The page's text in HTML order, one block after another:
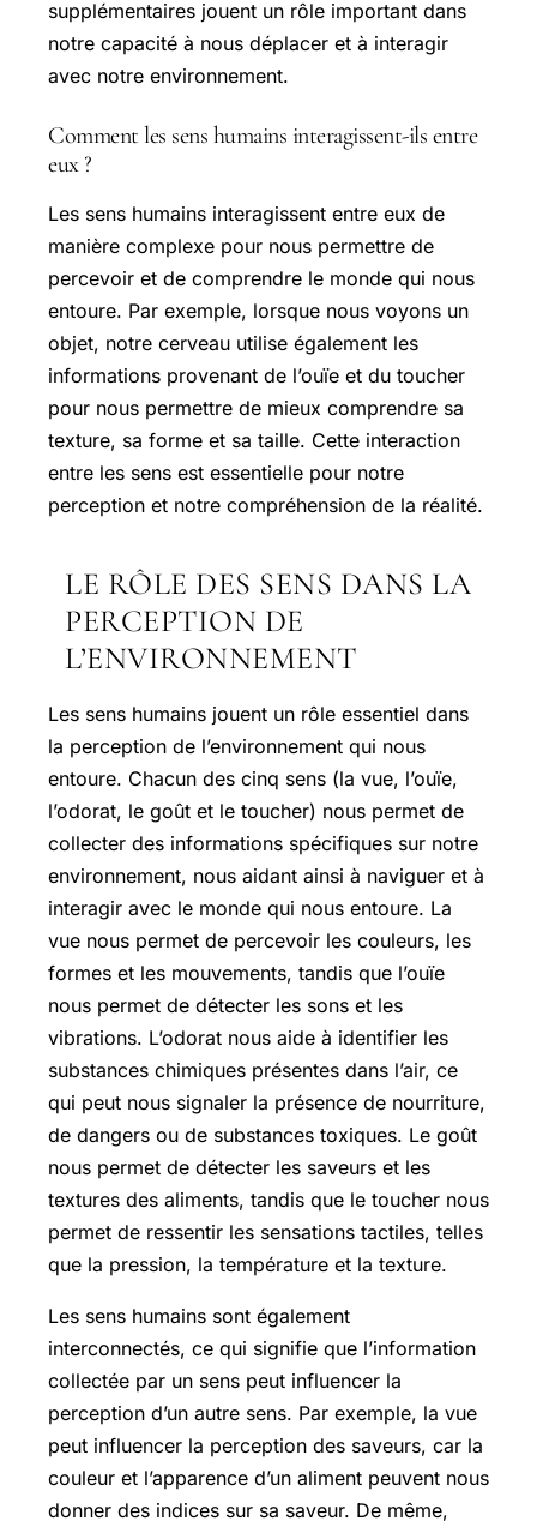
supplémentaires jouent un rôle important dans
notre capacité à nous déplacer et à interagir
avec notre environnement.
Comment les sens humains interagissent-ils entre
eux ?
Les sens humains interagissent entre eux de
manière complexe pour nous permettre de
percevoir et de comprendre le monde qui nous
entoure. Par exemple, lorsque nous voyons un
objet, notre cerveau utilise également les
informations provenant de l’ouïe et du toucher
pour nous permettre de mieux comprendre sa
texture, sa forme et sa taille. Cette interaction
entre les sens est essentielle pour notre
perception et notre compréhension de la réalité.
LE RÔLE DES SENS DANS LA
PERCEPTION DE
L’ENVIRONNEMENT
Les sens humains jouent un rôle essentiel dans
la perception de l’environnement qui nous
entoure. Chacun des cinq sens (la vue, l’ouïe,
l’odorat, le goût et le toucher) nous permet de
collecter des informations spécifiques sur notre
environnement, nous aidant ainsi à naviguer et à
interagir avec le monde qui nous entoure. La
vue nous permet de percevoir les couleurs, les
formes et les mouvements, tandis que l’ouïe
nous permet de détecter les sons et les
vibrations. L’odorat nous aide à identifier les
substances chimiques présentes dans l’air, ce
qui peut nous signaler la présence de nourriture,
de dangers ou de substances toxiques. Le goût
nous permet de détecter les saveurs et les
textures des aliments, tandis que le toucher nous
permet de ressentir les sensations tactiles, telles
que la pression, la température et la texture.
Les sens humains sont également
interconnectés, ce qui signifie que l’information
collectée par un sens peut influencer la
perception d’un autre sens. Par exemple, la vue
peut influencer la perception des saveurs, car la
couleur et l’apparence d’un aliment peuvent nous
donner des indices sur sa saveur. De même,